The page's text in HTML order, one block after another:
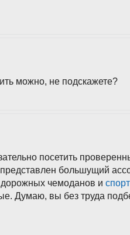
можно, не подскажете?
посетить
большущий
чемоданов и
Думаю, вы без труда